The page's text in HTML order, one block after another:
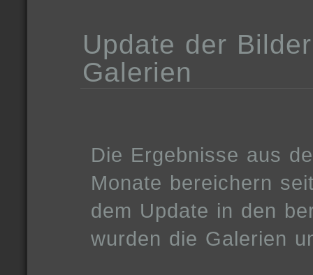
Update der
Galerien
Die Ergebnisse aus
Monate bereichern
dem Update in den
wurden die Galerien